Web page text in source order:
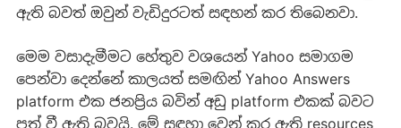
ඇති බවත් ඔවුන් වැඩිදුරටත් සඳහන් කර තිබෙනවා.
මෙම වසාදැමීමට හේතුව වශයෙන් Yahoo සමාගම
පෙන්වා දෙන්නේ කාලයත් සමඟින් Yahoo Answers
platform එක ජනප්‍රිය බවින් අඩු platform එකක් බවට
පත් වී ඇති බවයි. මේ සඳහා වෙන් කර ඇති resources